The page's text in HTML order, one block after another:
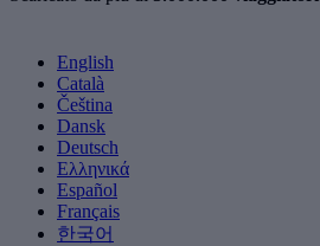
English
Català
Čeština
Dansk
Deutsch
Ελληνικά
Español
Français
한국어